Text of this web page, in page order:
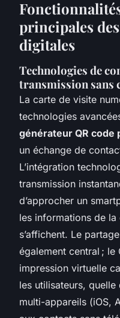
principales
digitales
Technologies de
transmission sans
La carte de visite
technologies
générateur QR code
un échange de
L’intégration
transmission
d’approcher un
les informations de
s’affichent. Le
également central ;
impression virtuelle
les utilisateurs,
multi-appareils (iOS,